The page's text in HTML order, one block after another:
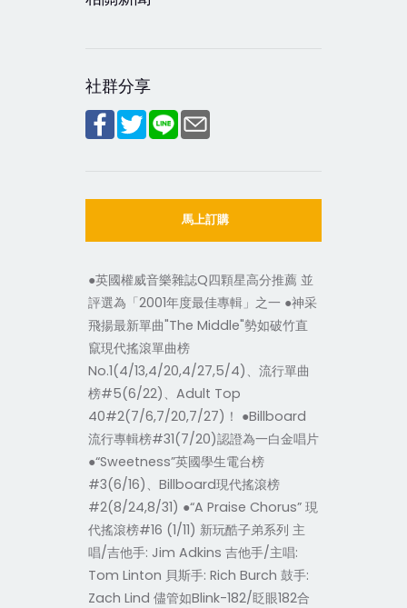
社群分享
馬上訂購
●英國權威音樂雜誌Q四顆星高分推薦 並
評選為「2001年度最佳專輯」之一 ●神采
飛揚最新單曲"The Middle"勢如破竹直
竄現代搖滾單曲榜
No.1(4/13,4/20,4/27,5/4)、流行單曲
榜#5(6/22)、Adult Top
40#2(7/6,7/20,7/27)！ ●Billboard
流行專輯榜#31(7/20)認證為一白金唱片
●“Sweetness”英國學生電台榜
#3(6/16)、Billboard現代搖滾榜
#2(8/24,8/31) ●“A Praise Chorus” 現
代搖滾榜#16 (1/11) 新玩酷子弟系列 主
唱/吉他手: Jim Adkins 吉他手/主唱:
Tom Linton 貝斯手: Rich Burch 鼓手:
Zach Lind 儘管如Blink-182/眨眼182合